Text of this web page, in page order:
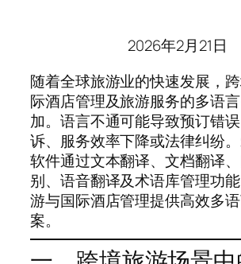
2026年2月21日
随着全球旅游业的快速发展，
际酒店管理及旅游服务的多语
加。语言不通可能导致预订错
诉、服务效率下降或法律纠纷
软件通过文本翻译、文档翻译
别、语音翻译及术语库管理功
游与国际酒店管理提供高效多
案。